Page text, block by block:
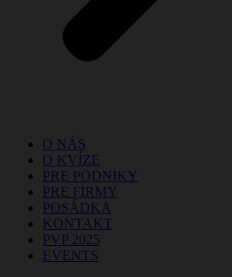
O NÁS
O KVÍZE
PRE PODNIKY
PRE FIRMY
POSÁDKA
KONTAKT
PVP 2025
EVENTS